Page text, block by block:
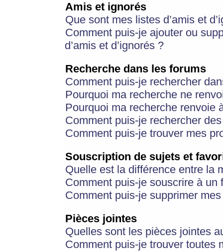
Amis et ignorés
Que sont mes listes d’amis et
Comment puis-je ajouter ou
d’amis et d’ignorés ?
Recherche dans les forums
Comment puis-je rechercher
Pourquoi ma recherche ne
Pourquoi ma recherche renvoie
Comment puis-je rechercher
Comment puis-je trouver mes
Souscription de sujets et
Quelle est la différence entre la
Comment puis-je souscrire à
Comment puis-je supprimer
Pièces jointes
Quelles sont les pièces jointes
Comment puis-je trouver toutes